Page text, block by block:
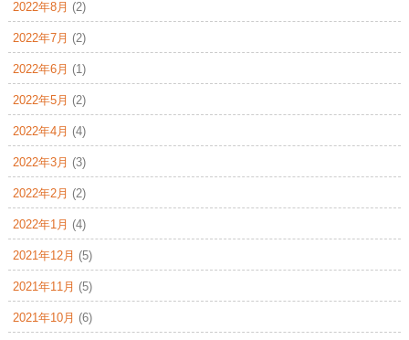
2022年8月 (2)
2022年7月 (2)
2022年6月 (1)
2022年5月 (2)
2022年4月 (4)
2022年3月 (3)
2022年2月 (2)
2022年1月 (4)
2021年12月 (5)
2021年11月 (5)
2021年10月 (6)